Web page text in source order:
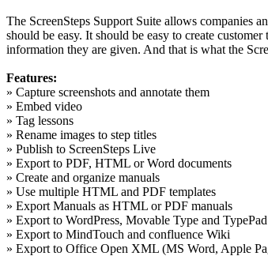
The ScreenSteps Support Suite allows companies
should be easy. It should be easy to create
information they are given. And that is what the
Features:
» Capture screenshots and annotate them
» Embed video
» Tag lessons
» Rename images to step titles
» Publish to ScreenSteps Live
» Export to PDF, HTML or Word documents
» Create and organize manuals
» Use multiple HTML and PDF templates
» Export Manuals as HTML or PDF manuals
» Export to WordPress, Movable Type and
» Export to MindTouch and confluence Wiki
» Export to Office Open XML (MS Word, Apple